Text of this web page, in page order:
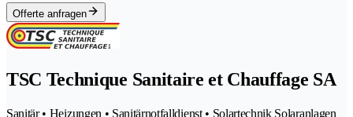
Offerte anfragen
TSC Technique Sanitaire et Chauffage SA
Sanitär • Heizungen • Sanitärnotfalldienst • Solartechnik Solaranlagen